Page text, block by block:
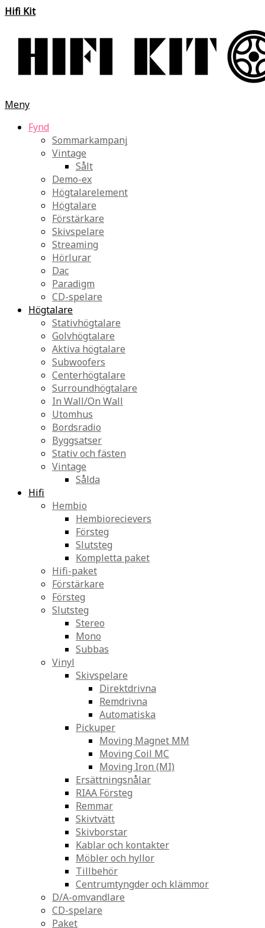
Hifi Kit
Meny
Fynd
Sommarkampanj
Vintage
Sålt
Demo-ex
Högtalarelement
Högtalare
Förstärkare
Skivspelare
Streaming
Hörlurar
Dac
Paradigm
CD-spelare
Högtalare
Stativhögtalare
Golvhögtalare
Aktiva högtalare
Subwoofers
Centerhögtalare
Surroundhögtalare
In Wall/On Wall
Utomhus
Bordsradio
Byggsatser
Stativ och fästen
Vintage
Sålda
Hifi
Hembio
Hembiorecievers
Försteg
Slutsteg
Kompletta paket
Hifi-paket
Förstärkare
Försteg
Slutsteg
Stereo
Mono
Subbas
Vinyl
Skivspelare
Direktdrivna
Remdrivna
Automatiska
Pickuper
Moving Magnet MM
Moving Coil MC
Moving Iron (MI)
Ersättningsnålar
RIAA Försteg
Remmar
Skivtvätt
Skivborstar
Kablar och kontakter
Möbler och hyllor
Tillbehör
Centrumtyngder och klämmor
D/A-omvandlare
CD-spelare
Paket